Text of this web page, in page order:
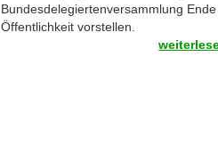
Bundesdelegiertenversammlung
Öffentlichkeit vorstellen.